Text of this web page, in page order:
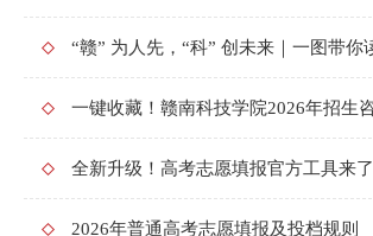
全新升级！高考志愿填报官方工具来了
2026年普通高考志愿填报及投档规则